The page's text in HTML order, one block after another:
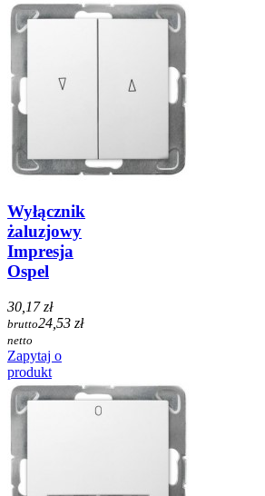
Wyłącznik
żaluzjowy
Impresja
Ospel
30,17 zł
brutto24,53 zł
netto
Zapytaj o
produkt